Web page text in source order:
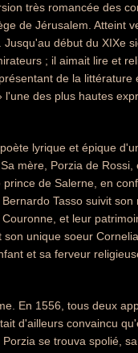
très romancée des
de Jérusalem. Atteint
début du XIXe
; il aimait lire et
de la littérature
des plus hautes
lyrique et épique
mère, Porzia de
de Salerne, en
Tasso suivit
et leur
unique soeur
et sa ferveur
En 1556, tous deux
d'ailleurs convaincu
se trouva spolié,